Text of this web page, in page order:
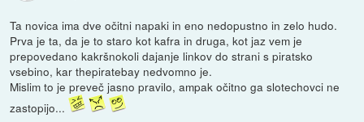
Ta novica ima dve očitni napaki in eno nedopustno in zelo hudo.
Prva je ta, da je to staro kot kafra in druga, kot jaz vem je
prepovedano kakršnokoli dajanje linkov do strani s piratsko
vsebino, kar thepiratebay nedvomno je.
Mislim to je preveč jasno pravilo, ampak očitno ga slotechovci ne
zastopijo...